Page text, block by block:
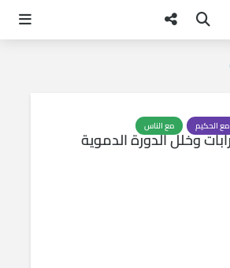
مع الحكيم مع الناس
وخلل الدورة الدموية